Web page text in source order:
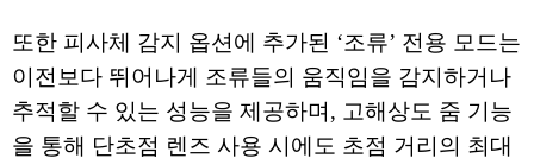
또한 피사체 감지 옵션에 추가된 ‘조류’ 전용 모드는
이전보다 뛰어나게 조류들의 움직임을 감지하거나
추적할 수 있는 성능을 제공하며, 고해상도 줌 기능
을 통해 단초점 렌즈 사용 시에도 초점 거리의 최대